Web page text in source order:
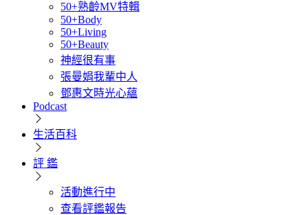
50+熟齡MV特輯
50+Body
50+Living
50+Beauty
神經很有事
張曼娟我輩中人
鄧惠文時光心蘊
Podcast
生活百科
評 鑑
活動進行中
查看評鑑報告